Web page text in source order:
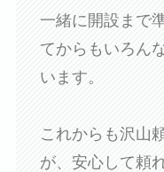
一緒に開設まで
てからもいろん
います。
これからも沢山
が、安心して頼